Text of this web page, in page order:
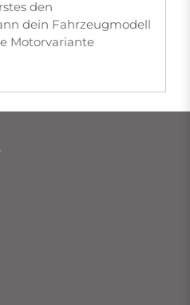
den
dein Fahrzeugmodell
Motorvariante